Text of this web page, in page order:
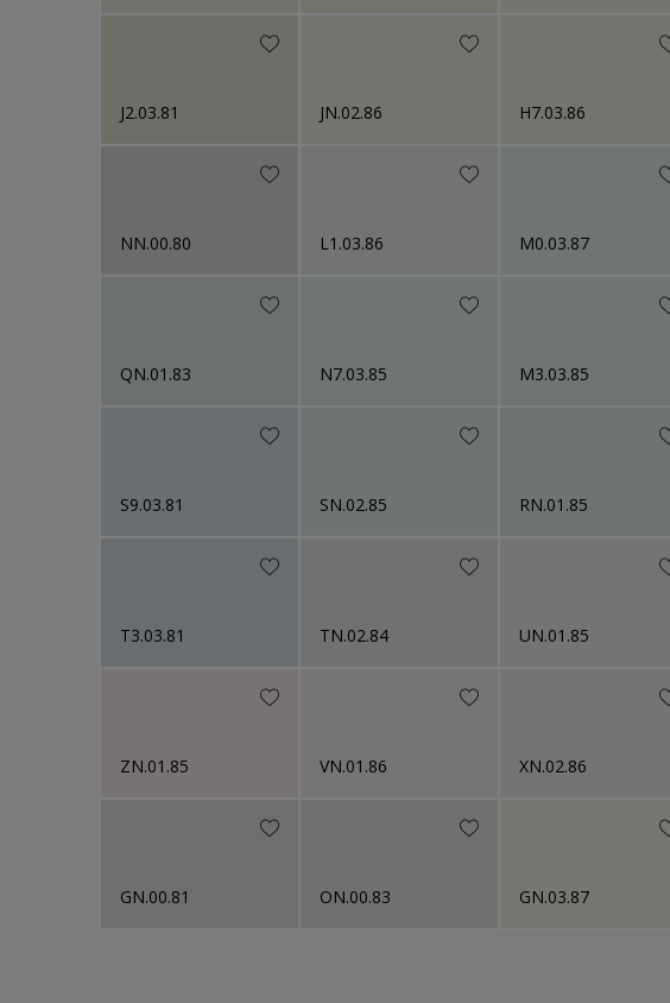
J2.03.81 JN.02.86 H7.03.86
NN.00.80 L1.03.86 M0.03.87
QN.01.83 N7.03.85 M3.03.85
S9.03.81 SN.02.85 RN.01.85
T3.03.81 TN.02.84 UN.01.85
ZN.01.85 VN.01.86 XN.02.86
GN.00.81 ON.00.83 GN.03.87